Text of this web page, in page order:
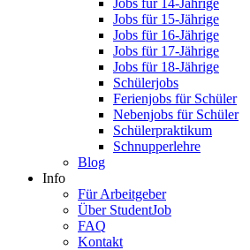
Jobs für 14-Jährige
Jobs für 15-Jährige
Jobs für 16-Jährige
Jobs für 17-Jährige
Jobs für 18-Jährige
Schülerjobs
Ferienjobs für Schüler
Nebenjobs für Schüler
Schülerpraktikum
Schnupperlehre
Blog
Info
Für Arbeitgeber
Über StudentJob
FAQ
Kontakt